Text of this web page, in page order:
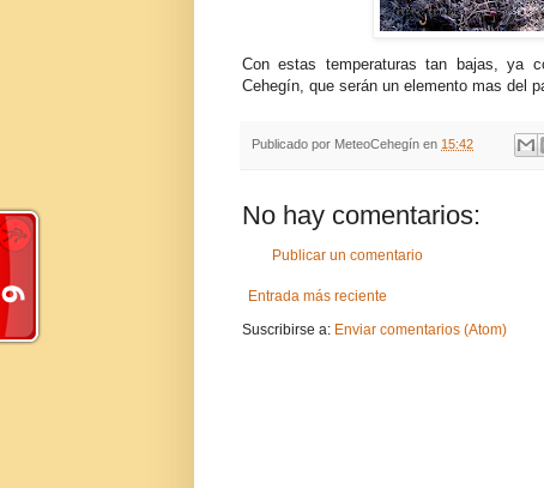
Con estas temperaturas tan bajas, ya
Cehegín , que serán un elemento mas del
Publicado por MeteoCehegín en 15:42
No hay comentarios:
Publicar un comentario
Entrada más reciente
Suscribirse a: Enviar comentarios (Atom)